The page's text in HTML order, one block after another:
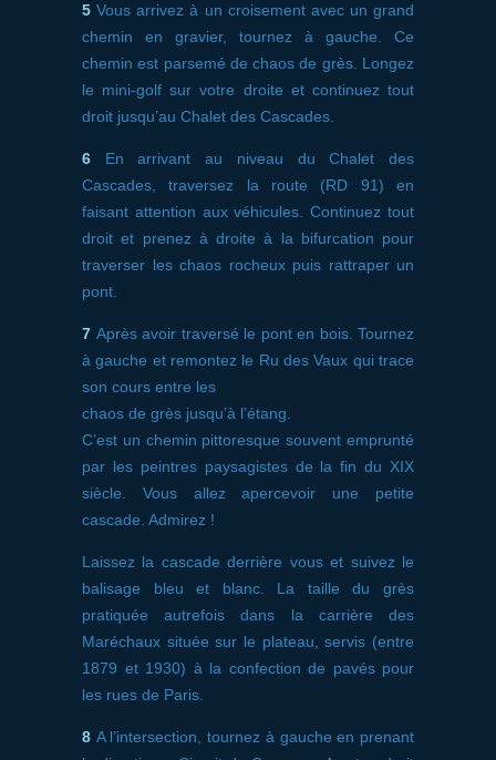
5 Vous arrivez à un croisement avec un grand
chemin en gravier, tournez à gauche. Ce
chemin est parsemé de chaos de grès. Longez
le mini-golf sur votre droite et continuez tout
droit jusqu’au Chalet des Cascades.
6 En arrivant au niveau du Chalet des
Cascades, traversez la route (RD 91) en
faisant attention aux véhicules. Continuez tout
droit et prenez à droite à la bifurcation pour
traverser les chaos rocheux puis rattraper un
pont.
7 Après avoir traversé le pont en bois. Tournez
à gauche et remontez le Ru des Vaux qui trace
son cours entre les
chaos de grès jusqu’à l’étang.
C’est un chemin pittoresque souvent emprunté
par les peintres paysagistes de la fin du XIX
siècle. Vous allez apercevoir une petite
cascade. Admirez !
Laissez la cascade derrière vous et suivez le
balisage bleu et blanc. La taille du grès
pratiquée autrefois dans la carrière des
Maréchaux située sur le plateau, servis (entre
1879 et 1930) à la confection de pavés pour
les rues de Paris.
8 A l’intersection, tournez à gauche en prenant